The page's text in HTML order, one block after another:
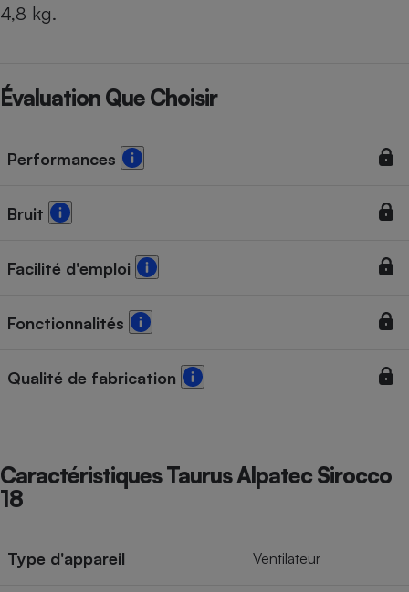
4,8 kg.
Évaluation Que Choisir
Performances
Bruit
Facilité d'emploi
Fonctionnalités
Qualité de fabrication
Caractéristiques Taurus Alpatec Sirocco
18
Type d'appareil Ventilateur